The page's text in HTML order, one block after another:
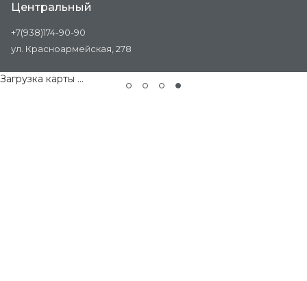
Центральный
+7(938)174-90-90
ул. Красноармейская, 278
Загрузка карты ...